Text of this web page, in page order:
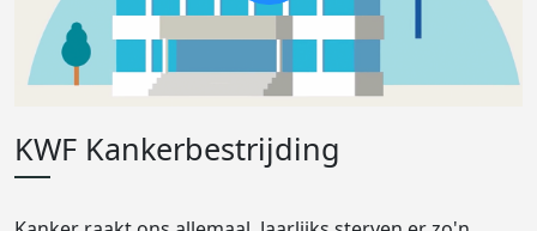
KWF Kankerbestrijding